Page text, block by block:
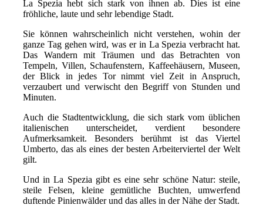
La Spezia hebt sich stark von ihnen ab. Dies ist eine
fröhliche, laute und sehr lebendige Stadt.
Sie können wahrscheinlich nicht verstehen, wohin der
ganze Tag gehen wird, was er in La Spezia verbracht hat.
Das Wandern mit Träumen und das Betrachten von
Tempeln, Villen, Schaufenstern, Kaffeehäusern, Museen,
der Blick in jedes Tor nimmt viel Zeit in Anspruch,
verzaubert und verwischt den Begriff von Stunden und
Minuten.
Auch die Stadtentwicklung, die sich stark vom üblichen
italienischen unterscheidet, verdient besondere
Aufmerksamkeit. Besonders berühmt ist das Viertel
Umberto, das als eines der besten Arbeiterviertel der Welt
gilt.
Und in La Spezia gibt es eine sehr schöne Natur: steile,
steile Felsen, kleine gemütliche Buchten, umwerfend
duftende Pinienwälder und das alles in der Nähe der Stadt.